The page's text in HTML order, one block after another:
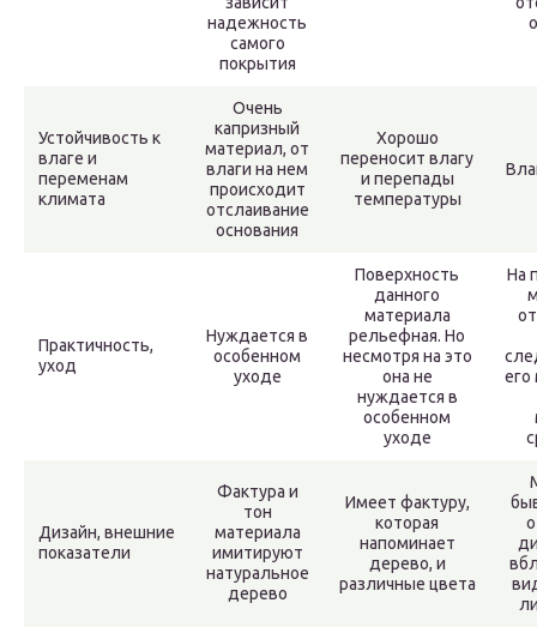
надежность
самого
покрытия
Устойчивость к
влаге и
переменам
климата
Очень
капризный
материал, от
влаги на нем
происходит
отслаивание
основания
Хорошо
переносит влагу
и перепады
температуры
Практичность,
уход
Нуждается в
особенном
уходе
Поверхность
данного
материала
рельефная. Но
несмотря на это
она не
нуждается в
особенном
уходе
На
Дизайн, внешние
показатели
Фактура и
тон
материала
имитируют
натуральное
дерево
Имеет фактуру,
которая
напоминает
дерево, и
различные цвета